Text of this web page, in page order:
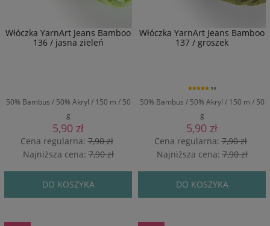
Włóczka YarnArt Jeans Bamboo
136 / jasna zieleń
50% Bambus / 50% Akryl / 150 m / 50
g
5,90 zł
Cena regularna:7,90 zł
Najniższa cena:7,90 zł
DO KOSZYKA
Włóczka YarnArt Jeans Bamboo
137 / groszek
50% Bambus / 50% Akryl / 150 m / 50
g
5.0
5,90 zł
Cena regularna:7,90 zł
Najniższa cena:7,90 zł
DO KOSZYKA